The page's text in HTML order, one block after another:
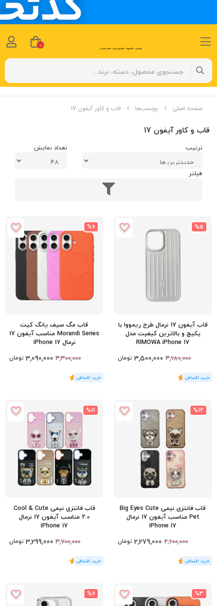
صفحه اصلی برچسب‌ها قاب و کاور آیفون 17
قاب و کاور آیفون 17
ترتیب تعداد نمایش
فیلتر
%5
قاب آیفون 17 نرمال طرح ریمووا با
پکیج و بالاترین کیفیت مدل
RIMOWA iPhone 17
3,680,000
3,500,000 تومان
(1رای)
5
%6
قاب مگ سیف یانگ کیت
Morandi Series مناسب آیفون 17
نرمال iPhone 17
3,300,000
3,090,000 تومان
(1رای)
5
%12
قاب فانتزی نیمی Big Eyes Cute
Pet مناسب آیفون 17 نرمال
iPhone 17
2,600,000
2,279,000 تومان
(1رای)
5
%11
قاب فانتزی نیمی Cool & Cute
2.0 مناسب آیفون 17 نرمال
iPhone 17
3,700,000
3,299,000 تومان
(1رای)
5
%3
%6
0